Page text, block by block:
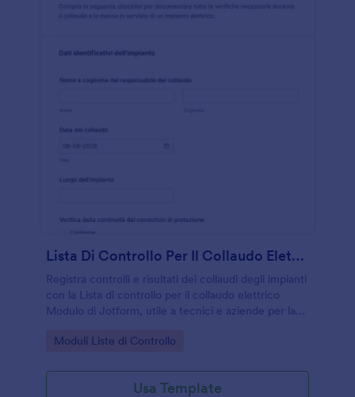
Lista Di Controllo Per Il Collaudo Elettrico
Registra controlli e risultati dei collaudi degli impianti
con la Lista di controllo per il collaudo elettrico
Modulo di Jotform, utile a tecnici e aziende per la
Go to Category:
Moduli Liste di Controllo
Usa Template